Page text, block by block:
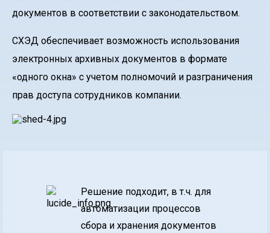
документов в соответствии с законодательством.
СХЭД обеспечивает возможность использования
электронных архивных документов в формате
«одного окна» с учетом полномочий и разграничения
прав доступа сотрудников компании.
Решение подходит, в т.ч. для
автоматизации процессов
сбора и хранения документов